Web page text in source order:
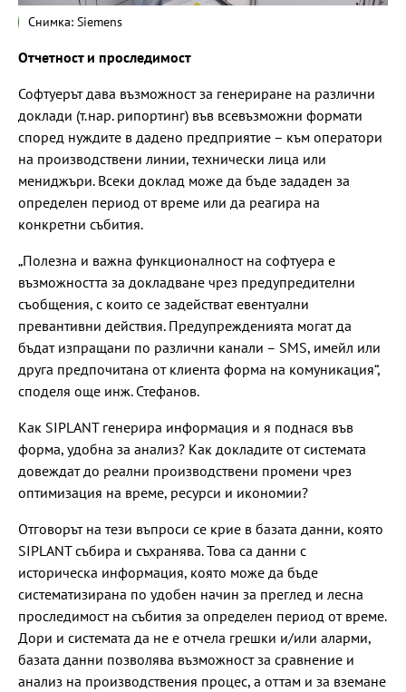
Снимка: Siemens
Отчетност и проследимост
Софтуерът дава възможност за генериране на различни
доклади (т.нар. рипортинг) във всевъзможни формати
според нуждите в дадено предприятие – към оператори
на производствени линии, технически лица или
мениджъри. Всеки доклад може да бъде зададен за
определен период от време или да реагира на
конкретни събития.
„Полезна и важна функционалност на софтуера е
възможността за докладване чрез предупредителни
съобщения, с които се задействат евентуални
превантивни действия. Предупрежденията могат да
бъдат изпращани по различни канали – SMS, имейл или
друга предпочитана от клиента форма на комуникация“,
споделя още инж. Стефанов.
Как SIPLANT генерира информация и я поднася във
форма, удобна за анализ? Как докладите от системата
довеждат до реални производствени промени чрез
оптимизация на време, ресурси и икономии?
Отговорът на тези въпроси се крие в базата данни, която
SIPLANT събира и съхранява. Това са данни с
историческа информация, която може да бъде
систематизирана по удобен начин за преглед и лесна
проследимост на събития за определен период от време.
Дори и системата да не е отчела грешки и/или аларми,
базата данни позволява възможност за сравнение и
анализ на производствения процес, а оттам и за вземане